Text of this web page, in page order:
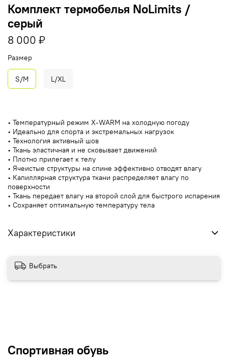
Комплект термобелья NoLimits /
серый
8 000 ₽
Размер
S/M L/XL
• Температурный режим X-WARM на холодную погоду
• Идеально для спорта и экстремальных нагрузок
• Технология активный шов
• Ткань эластичная и не сковывает движений
• Плотно прилегает к телу
• Ячеистые структуры на спине эффективно отводят влагу
• Капиллярная структура ткани распределяет влагу по
поверхности
• Ткань передает влагу на второй слой для быстрого испарения
• Сохраняет оптимальную температуру тела
Характеристики
Выбрать
Спортивная обувь